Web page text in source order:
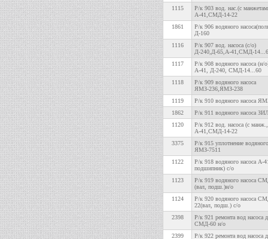
1115
Р/к 903 вод. нас.(с
А-41,СМД-14-22
1861
Р/к 906 водяного
Д-160
1116
Р/к 907 вод. насоса (с/о)
Д-240,Д-65,А-41,СМД-
1117
Р/к 908 водяного насоса (н/
А-41, Д-240, СМД-14...60
1118
Р/к 909 водяного насоса
ЯМЗ-236,ЯМЗ-238
1119
Р/к 910 водяного насоса
1862
Р/к 911 водяного насоса
1120
Р/к 912 вод. насоса (с
А-41,СМД-14-22
3375
Р/к 915 уплотнение
ЯМЗ-7511
1122
Р/к 918 водяного насоса А-
подшипник) с/о
1123
Р/к 919 водяного насоса
(вал, подш.)н/о
1124
Р/к 920 водяного насоса
22(вал, подш.) с/о
2398
Р/к 921 ремонта вод насоса
СМД-60 н/о
2399
Р/к 922 ремонта вод насоса